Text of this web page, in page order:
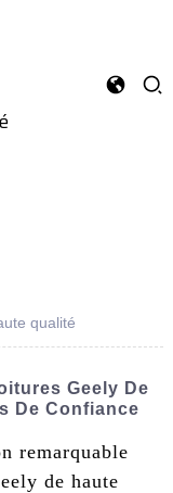
qualité
Geely De
De Confiance
remarquable
de haute